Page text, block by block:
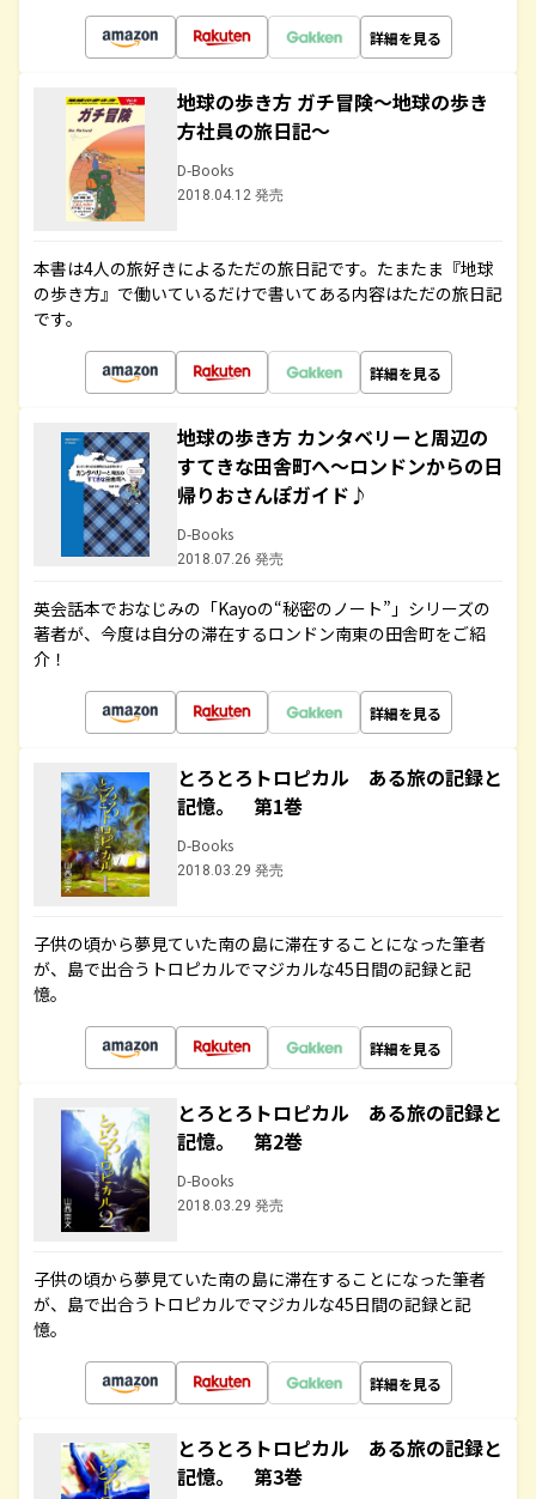
詳細を見る
地球の歩き方 ガチ冒険～地球の歩き
方社員の旅日記～
D-Books
2018.04.12 発売
本書は4人の旅好きによるただの旅日記です。たまたま『地球
の歩き方』で働いているだけで書いてある内容はただの旅日記
です。
詳細を見る
地球の歩き方 カンタベリーと周辺の
すてきな田舎町へ～ロンドンからの日
帰りおさんぽガイド♪
D-Books
2018.07.26 発売
英会話本でおなじみの「Kayoの“秘密のノート”」シリーズの
著者が、今度は自分の滞在するロンドン南東の田舎町をご紹
介！
詳細を見る
とろとろトロピカル ある旅の記録と
記憶。 第1巻
D-Books
2018.03.29 発売
子供の頃から夢見ていた南の島に滞在することになった筆者
が、島で出合うトロピカルでマジカルな45日間の記録と記
憶。
詳細を見る
とろとろトロピカル ある旅の記録と
記憶。 第2巻
D-Books
2018.03.29 発売
子供の頃から夢見ていた南の島に滞在することになった筆者
が、島で出合うトロピカルでマジカルな45日間の記録と記
憶。
詳細を見る
とろとろトロピカル ある旅の記録と
記憶。 第3巻